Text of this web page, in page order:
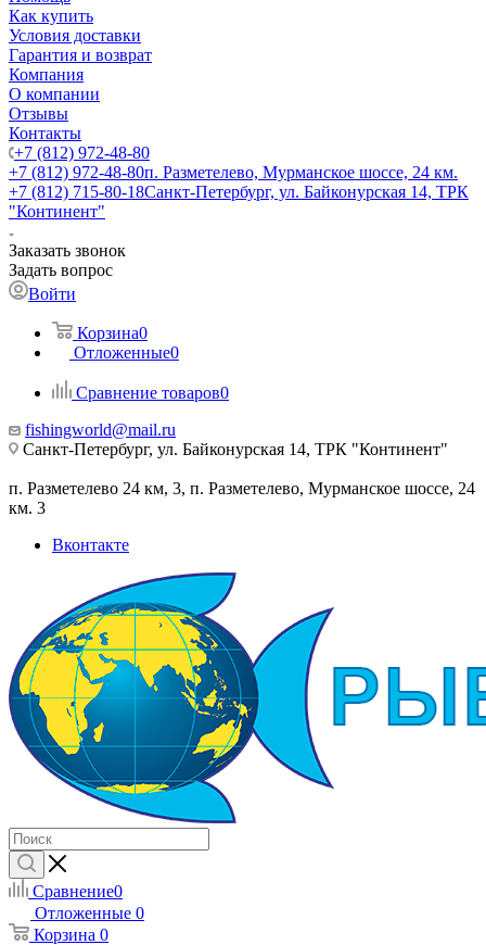
Как купить
Условия доставки
Гарантия и возврат
Компания
О компании
Отзывы
Контакты
+7 (812) 972-48-80
+7 (812) 972-48-80п. Разметелево, Мурманское шоссе, 24 км.
+7 (812) 715-80-18Санкт-Петербург, ул. Байконурская 14, ТРК
"Континент"
Заказать звонок
Задать вопрос
Войти
Корзина0
Отложенные0
Сравнение товаров0
fishingworld@mail.ru
Санкт-Петербург, ул. Байконурская 14, ТРК "Континент"
п. Разметелево 24 км, 3, п. Разметелево, Мурманское шоссе, 24
км. 3
Вконтакте
Сравнение0
Отложенные 0
Корзина 0